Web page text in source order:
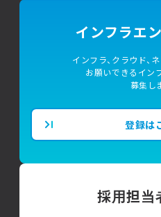
インフラエ
インフラ、クラウド、
お願いできるイン
募集し
登録は
採用担当